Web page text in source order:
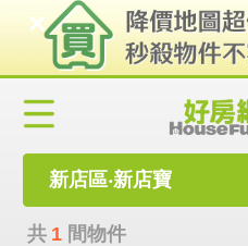
新店區‧新店寶
共 1 間物件